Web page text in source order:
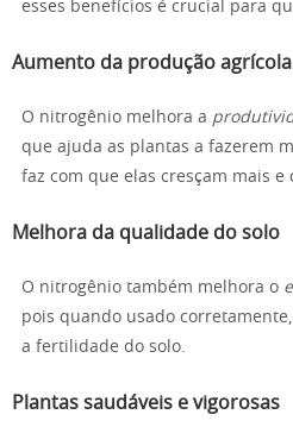
esses benefícios é crucial para
Aumento da produção agrícola
O nitrogênio melhora a
que ajuda as plantas a fazerem
faz com que elas cresçam mais e
Melhora da qualidade do solo
O nitrogênio também melhora o
pois quando usado
a fertilidade do solo.
Plantas saudáveis e vigorosas